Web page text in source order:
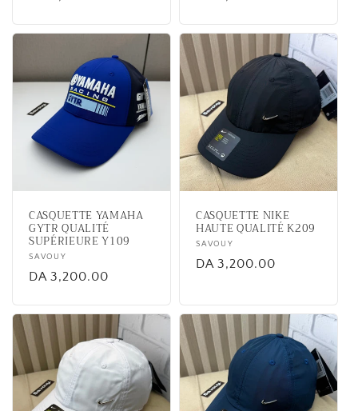
CASQUETTE YAMAHA
GYTR QUALITÉ
SUPÉRIEURE Y109
Vendor:
SAVOUY
Regular
DA 3,200.00
CASQUETTE NIKE
HAUTE QUALITÉ K209
Vendor:
SAVOUY
Regular
DA 3,200.00